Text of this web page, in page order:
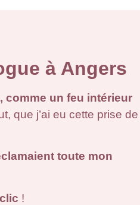
à Angers
comme un feu intérieur
que j’ai eu cette prise de
toute mon
!